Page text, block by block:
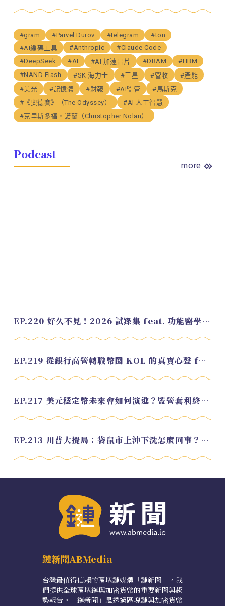
#gram #Parvel Durov #telegram
#ton
#AI編碼工具
#Anthropic
#Claude Code
#DeepSeek
#AI #AI 加速晶片 #DRAM
#HBM
#NAND Flash
#SK 海力士 #三星 #營收
#產能
#美光
#記憶體 #財報 #AI監管
#馬斯克
#《奧德賽》（The Odyssey）
#AI 人工智慧
#克里斯多福・諾蘭（Christopher Nolan）
Podcast
more
EP.220 好久不見！2026 試錄集 feat. 功能醫學營養師 美寶
EP.219 從銀行高管轉職幣圈 KOL 的真實心聲 feat.龜大
EP.217 美元穩定幣未來會如何演進？監管套利終將收斂？feat. 研究員 余哲安
EP.213 川普大攪局：袋鼠市上沖下洗怎麼回事？feat. Alvin
鏈新聞ABMedia
台灣最值得信賴的區塊鏈媒體「鏈新聞」，我
們提供全球區塊鏈與加密貨幣的重要新聞與趨
勢報告。「鏈新聞」是透過區塊鏈與加密貨幣